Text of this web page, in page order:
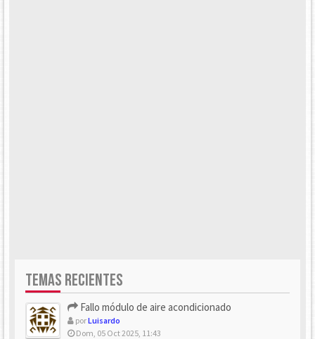
TEMAS RECIENTES
Fallo módulo de aire acondicionado
porLuisardo
Dom, 05 Oct 2025, 11:43